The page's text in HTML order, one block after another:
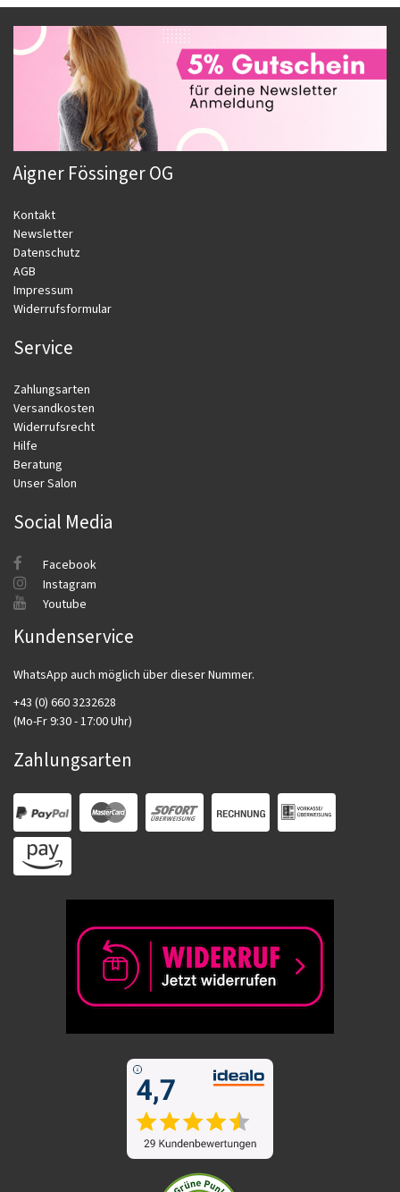
Aigner Fössinger OG
Kontakt
Newsletter
Datenschutz
AGB
Impressum
Widerrufsformular
Service
Zahlungsarten
Versandkosten
Widerrufsrecht
Hilfe
Beratung
Unser Salon
Social Media
Facebook
Instagram
Youtube
Kundenservice
WhatsApp auch möglich über dieser Nummer.
+43 (0) 660 3232628
(Mo-Fr 9:30 - 17:00 Uhr)
Zahlungsarten